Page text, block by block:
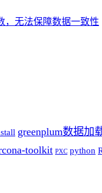
，无法保障数据一致性
greenplum数据加
toolkit PXC python